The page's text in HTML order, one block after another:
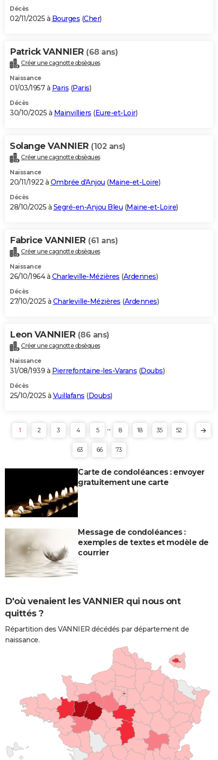
Décès
02/11/2025 à Bourges (Cher)
Patrick VANNIER (68 ans)
Créer une cagnotte obsèques
Naissance
01/03/1957 à Paris (Paris)
Décès
30/10/2025 à Mainvilliers (Eure-et-Loir)
Solange VANNIER (102 ans)
Créer une cagnotte obsèques
Naissance
20/11/1922 à Ombrée d'Anjou (Maine-et-Loire)
Décès
28/10/2025 à Segré-en-Anjou Bleu (Maine-et-Loire)
Fabrice VANNIER (61 ans)
Créer une cagnotte obsèques
Naissance
26/10/1964 à Charleville-Mézières (Ardennes)
Décès
27/10/2025 à Charleville-Mézières (Ardennes)
Leon VANNIER (86 ans)
Créer une cagnotte obsèques
Naissance
31/08/1939 à Pierrefontaine-les-Varans (Doubs)
Décès
25/10/2025 à Vuillafans (Doubs)
1 2 3 4 5 ... 8 18 35 52
63 66 73
Carte de condoléances : envoyer
gratuitement une carte
Message de condoléances :
exemples de textes et modèle de
courrier
D'où venaient les VANNIER qui nous ont
quittés ?
Répartition des VANNIER décédés par département de
naissance.